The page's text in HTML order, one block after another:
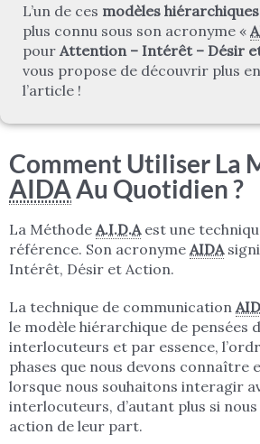
L’un de ces modèles
plus connu sous son acronyme «
pour Attention – Intérêt – Désir
vous propose de découvrir plus
l’article !
Comment Utiliser La
AIDAAu Quotidien ?
La Méthode A.I.D.Aest une
référence. Son acronyme AIDA
Intérêt, Désir et Action.
La technique de communication
le modèle hiérarchique de pensées
interlocuteurs et par essence,
phases que nous devons connaître
lorsque nous souhaitons interagir
interlocuteurs, d’autant plus si
action de leur part.